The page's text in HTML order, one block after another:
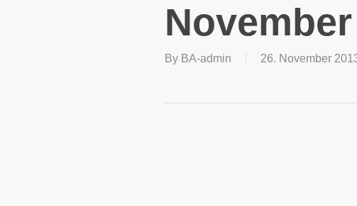
By BA-admin 26. November